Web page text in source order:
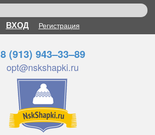
ВХОД Регистрация
8 (913) 943–33–89
opt@nskshapki.ru